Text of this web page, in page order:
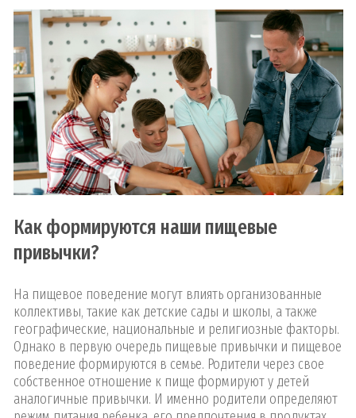
Как формируются наши пищевые
привычки?
На пищевое поведение могут влиять организованные
коллективы, такие как детские сады и школы, а также
географические, национальные и религиозные факторы.
Однако в первую очередь пищевые привычки и пищевое
поведение формируются в семье. Родители через свое
собственное отношение к пище формируют у детей
аналогичные привычки. И именно родители определяют